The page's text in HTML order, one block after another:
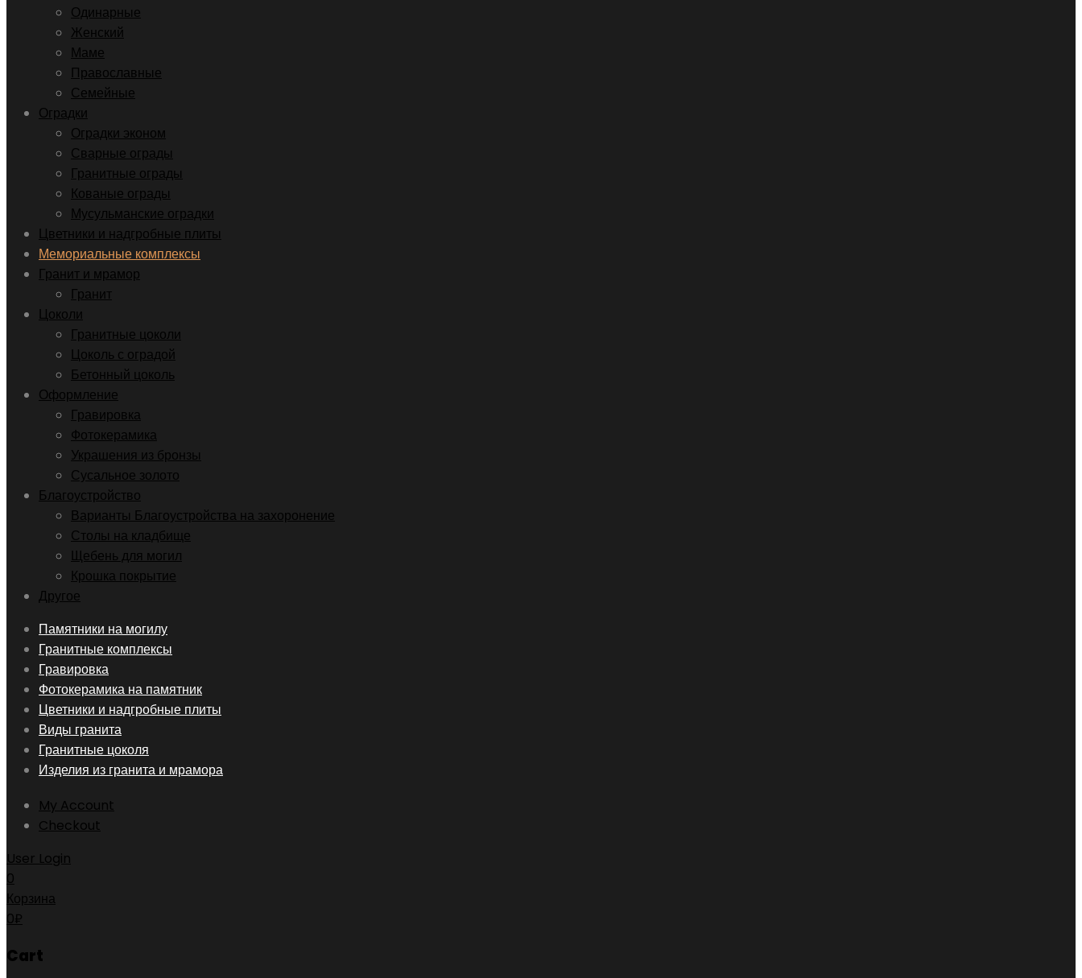
Одинарные
Женский
Маме
Православные
Семейные
Оградки
Оградки эконом
Сварные ограды
Гранитные ограды
Кованые ограды
Мусульманские оградки
Цветники и надгробные плиты
Мемориальные комплексы
Гранит и мрамор
Гранит
Цоколи
Гранитные цоколи
Цоколь с оградой
Бетонный цоколь
Оформление
Гравировка
Фотокерамика
Украшения из бронзы
Сусальное золото
Благоустройство
Варианты Благоустройства на захоронение
Столы на кладбище
Щебень для могил
Крошка покрытие
Другое
Skip
content
Памятники на могилу
Гранитные комплексы
Гравировка
Фотокерамика на памятник
Цветники и надгробные плиты
Виды гранита
Гранитные цоколя
Изделия из гранита и мрамора
My Account
Checkout
User Login
0
Корзина
0₽
Cart